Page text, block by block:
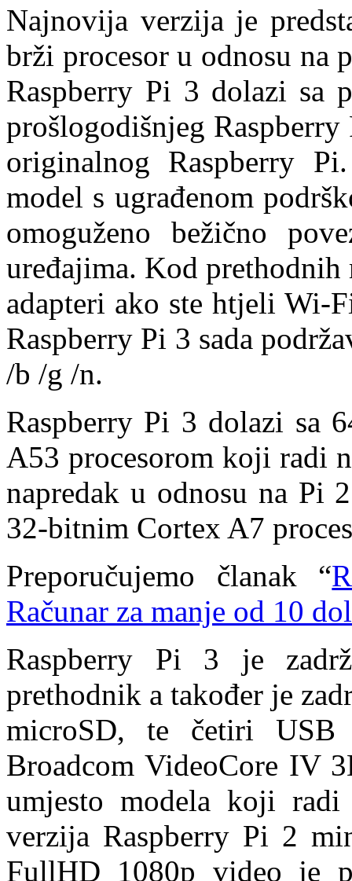
Najnovija verzija je
brži procesor u odnosu na
Raspberry Pi 3 dolazi sa
prošlogodišnjeg
originalnog Raspberry
model s ugrađenom
omoguženo bežično
uređajima. Kod
adapteri ako ste htjeli Wi-
Raspberry Pi 3 sada
/b /g /n.
Raspberry Pi 3 dolazi sa
A53 procesorom koji radi
napredak u odnosu na Pi
32-bitnim Cortex A7
Preporučujemo članak “
Računar za manje od 10
Raspberry Pi 3 je
prethodnik a također je
microSD, te četiri
Broadcom VideoCore IV
umjesto modela koji
verzija Raspberry Pi 2
FullHD 1080p video je